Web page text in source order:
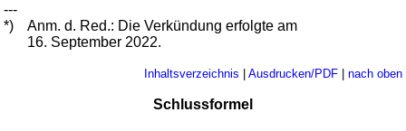
---
*)
Anm. d. Red.: Die Verkündung erfolgte am
16. September 2022.
Inhaltsverzeichnis | Ausdrucken/PDF| nach oben
Schlussformel